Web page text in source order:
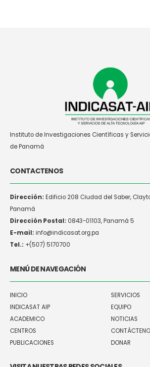
Instituto de Investigaciones Científicas y
de Panamá
CONTACTENOS
Dirección: Edificio 208 Ciudad del Saber,
Panamá
Dirección Postal: 0843-01103, Panamá 5
E-mail: info@indicasat.org.pa
Tel.: +(507) 5170700
MENÚ DE NAVEGACIÓN
INICIO
INDICASAT AIP
ACADEMICO
CENTROS
PUBLICACIONES
SERVICIOS
EQUIPO
NOTICIAS
DONAR